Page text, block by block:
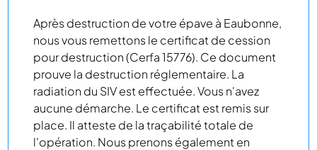
Après destruction de votre épave à Eaubonne,
nous vous remettons le certificat de cession
pour destruction (Cerfa 15776). Ce document
prouve la destruction réglementaire. La
radiation du SIV est effectuée. Vous n'avez
aucune démarche. Le certificat est remis sur
place. Il atteste de la traçabilité totale de
l'opération. Nous prenons également en